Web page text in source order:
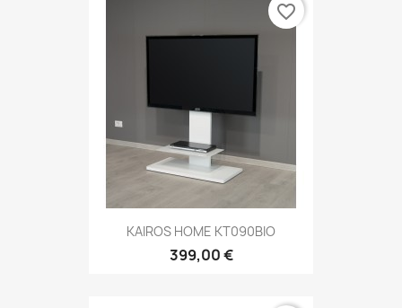
KAIROS HOME KT090BIO
399,00 €
favorite_border